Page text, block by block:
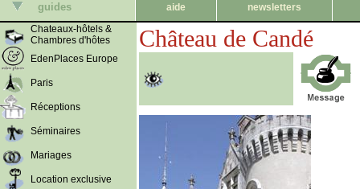
guides aide
newsletters
Chateaux-hôtels &
Chambres d'hôtes
EdenPlaces Europe
Paris
Réceptions
Séminaires
Mariages
Location exclusive
Château de Candé